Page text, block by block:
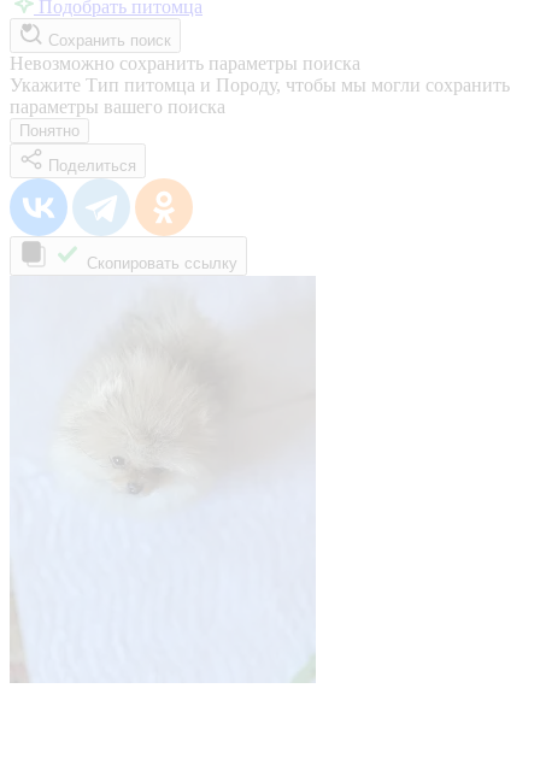
Подобрать питомца
Сохранить поиск
Невозможно сохранить параметры поиска
Укажите Тип питомца и Породу, чтобы мы могли сохранить
параметры вашего поиска
Понятно
Поделиться
Скопировать ссылку